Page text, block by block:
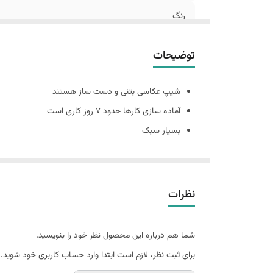
رنگ
توضیحات
شیپ عکاسی بتنی و دست ساز هستند
آماده سازی کارها حدود 7 روز کاری است
بسیار سبک
همچنین شیپ های بتنی حالت دفرمه دارند و سفید
(ماهیت بتن وجود سوراخ های ریز روی کار است.)
نظرات
شما هم درباره این محصول نظر خود را بنویسید.
برای ثبت نظر، لازم است ابتدا وارد حساب کاربری خود شوید.